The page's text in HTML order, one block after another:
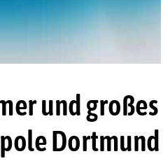
und großes
Dortmund